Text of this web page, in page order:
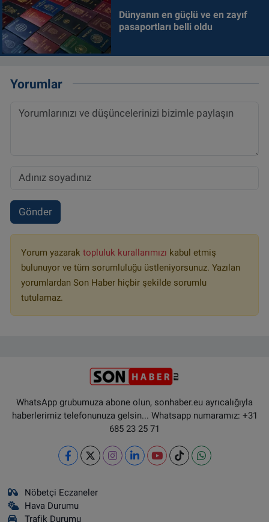
Dünyanın en güçlü ve en zayıf
pasaportları belli oldu
Yorumlar
Gönder
Yorum yazarak topluluk kurallarımızı kabul etmiş
bulunuyor ve tüm sorumluluğu üstleniyorsunuz. Yazılan
yorumlardan Son Haber hiçbir şekilde sorumlu
tutulamaz.
WhatsApp grubumuza abone olun, sonhaber.eu ayrıcalığıyla
haberlerimiz telefonunuza gelsin... Whatsapp numaramız: +31
685 23 25 71
Nöbetçi Eczaneler
Hava Durumu
Trafik Durumu